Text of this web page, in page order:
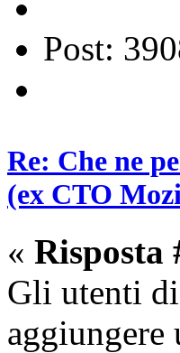
Post:
Re: Che ne
(ex CTO
« Risposta
Gli utenti
aggiungere